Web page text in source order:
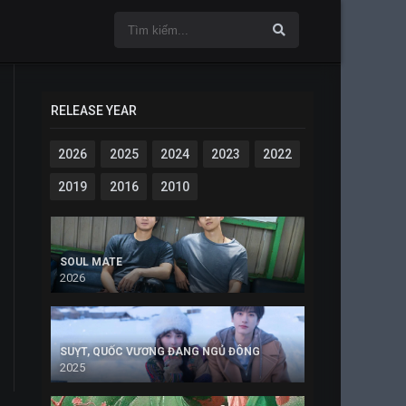
RELEASE YEAR
2026 2025 2024 2023 2022
2019 2016 2010
SOUL MATE
2026
SUỴT, QUỐC VƯƠNG ĐANG NGỦ ĐÔNG
2025